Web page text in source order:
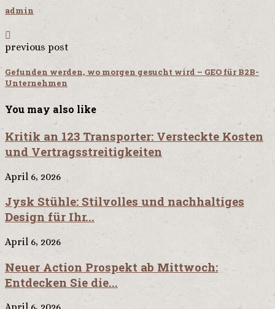
admin
previous post
Gefunden werden, wo morgen gesucht wird – GEO für B2B-
Unternehmen
You may also like
Kritik an 123 Transporter: Versteckte Kosten
und Vertragsstreitigkeiten
April 6, 2026
Jysk Stühle: Stilvolles und nachhaltiges
Design für Ihr...
April 6, 2026
Neuer Action Prospekt ab Mittwoch:
Entdecken Sie die...